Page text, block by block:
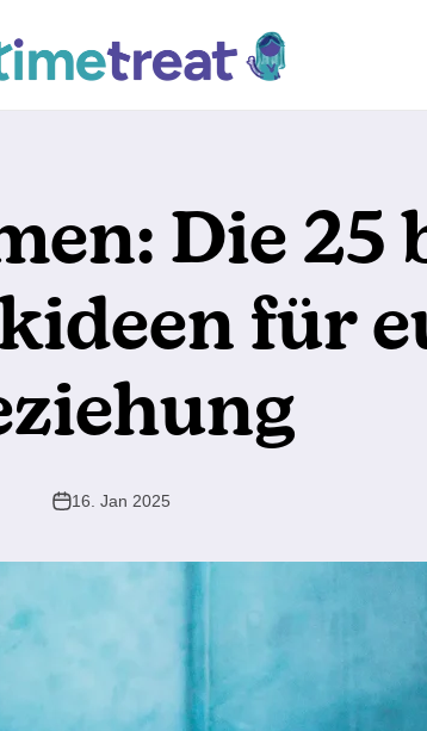
Die 25
für
16. Jan 2025